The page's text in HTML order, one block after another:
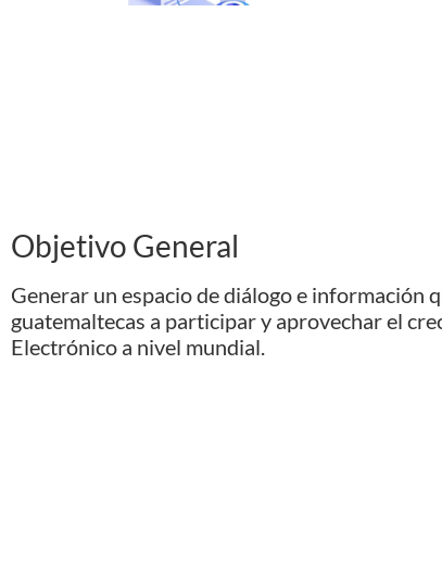
Objetivo General
Generar un espacio de diálogo e información
guatemaltecas a participar y aprovechar el
Electrónico a nivel mundial.